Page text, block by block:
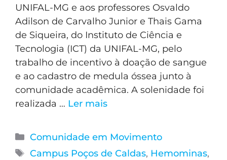
UNIFAL-MG e aos professores Osvaldo
Adilson de Carvalho Junior e Thais Gama
de Siqueira, do Instituto de Ciência e
Tecnologia (ICT) da UNIFAL-MG, pelo
trabalho de incentivo à doação de sangue
e ao cadastro de medula óssea junto à
comunidade acadêmica. A solenidade foi
realizada … Ler mais
Comunidade em Movimento
Campus Poços de Caldas, Hemominas,